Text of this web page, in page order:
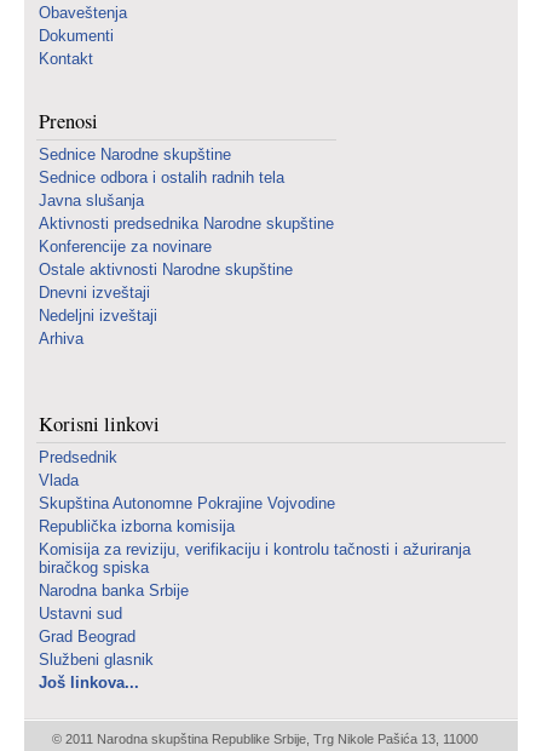
Obaveštenja
Dokumenti
Kontakt
Prenosi
Sednice Narodne skupštine
Sednice odbora i ostalih radnih tela
Javna slušanja
Aktivnosti predsednika Narodne skupštine
Konferencije za novinare
Ostale aktivnosti Narodne skupštine
Dnevni izveštaji
Nedeljni izveštaji
Arhiva
Korisni linkovi
Predsednik
Vlada
Skupština Autonomne Pokrajine Vojvodine
Republička izborna komisija
Komisija za reviziju, verifikaciju i kontrolu tačnosti i ažuriranja
biračkog spiska
Narodna banka Srbije
Ustavni sud
Grad Beograd
Službeni glasnik
Još linkova...
© 2011 Narodna skupština Republike Srbije, Trg Nikole Pašića 13, 11000